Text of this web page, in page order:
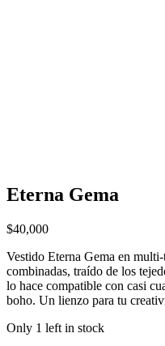
Eterna Gema
$40,000
Vestido Eterna Gema en
combinadas, traído de los
lo hace compatible con casi
boho. Un lienzo para tu
Only 1 left in stock